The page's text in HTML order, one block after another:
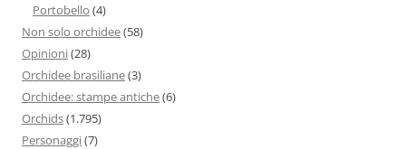
Portobello (4)
Non solo orchidee(58)
Opinioni(28)
Orchidee brasiliane(3)
Orchidee: stampe antiche(6)
Orchids(1.795)
Personaggi(7)